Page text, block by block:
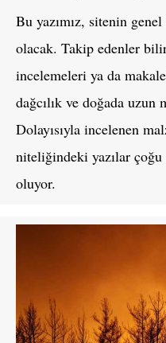
Bu yazımız, sitenin
olacak. Takip edenler
incelemeleri ya da
dağcılık ve doğada
Dolayısıyla incelenen
niteliğindeki yazılar
oluyor.